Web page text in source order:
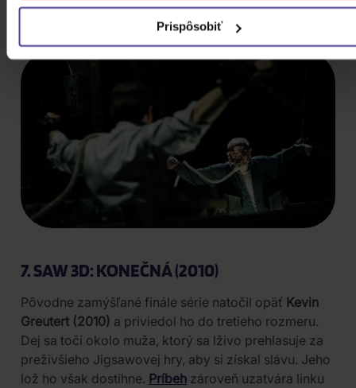
Prispôsobiť
7. SAW 3D: KONEČNÁ (2010)
Pôvodne zamýšľané finále série natočil opäť Kevin
Greutert (2010) a priviedol ho do tretieho rozmeru.
Dej sa točí okolo muža, ktorý sa lživo prehlasuje za
preživšieho Jigsawovej hry, aby si získal slávu. Jeho
lož ho však dostihne. Príbeh zároveň uzatvára linku